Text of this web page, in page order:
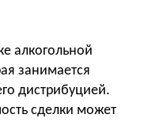
алкогольной
занимается
дистрибуцией.
сделки может